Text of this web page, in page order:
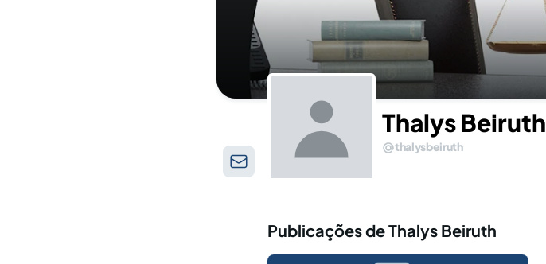
Thalys Beiruth
thalysbeiruth
Publicações de Thalys Beiruth